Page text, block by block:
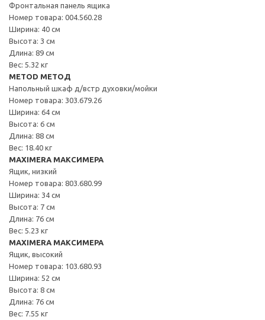
Фронтальная панель ящика
Номер товара: 004.560.28
Ширина: 40 см
Высота: 3 см
Длина: 89 см
Вес: 5.32 кг
METOD МЕТОД
Напольный шкаф д/встр духовки/мойки
Номер товара: 303.679.26
Ширина: 64 см
Высота: 6 см
Длина: 88 см
Вес: 18.40 кг
MAXIMERA МАКСИМЕРА
Ящик, низкий
Номер товара: 803.680.99
Ширина: 34 см
Высота: 7 см
Длина: 76 см
Вес: 5.23 кг
MAXIMERA МАКСИМЕРА
Ящик, высокий
Номер товара: 103.680.93
Ширина: 52 см
Высота: 8 см
Длина: 76 см
Вес: 7.55 кг